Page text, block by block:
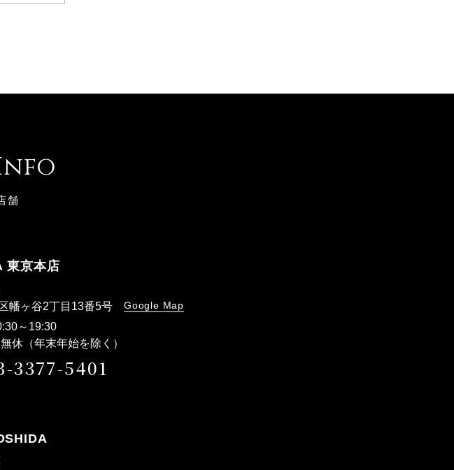
舗
東京本店
幡ヶ谷2丁目13番5号 Google Map
～19:30
休（年末年始を除く）
3377-5401